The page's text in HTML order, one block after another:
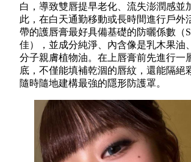
白，導致雙唇提早老化、流失澎潤感並
此，在白天通勤移動或長時間進行戶外
帶的護唇膏最好具備基礎的防曬係數（
佳），並成分純淨、內含像是乳木果油
分子親膚植物油。在上唇膏前先進行一
底，不僅能填補乾涸的唇紋，還能隔絕
隨時隨地建構最強的隱形防護罩。